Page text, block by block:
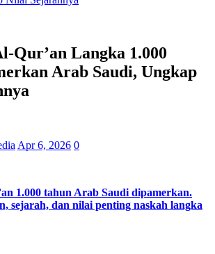
Qur’an Langka 1.000
Arab Saudi, Ungkap
Apr 6, 2026 0
1.000 tahun Arab Saudi dipamerkan.
sejarah, dan nilai penting naskah langka